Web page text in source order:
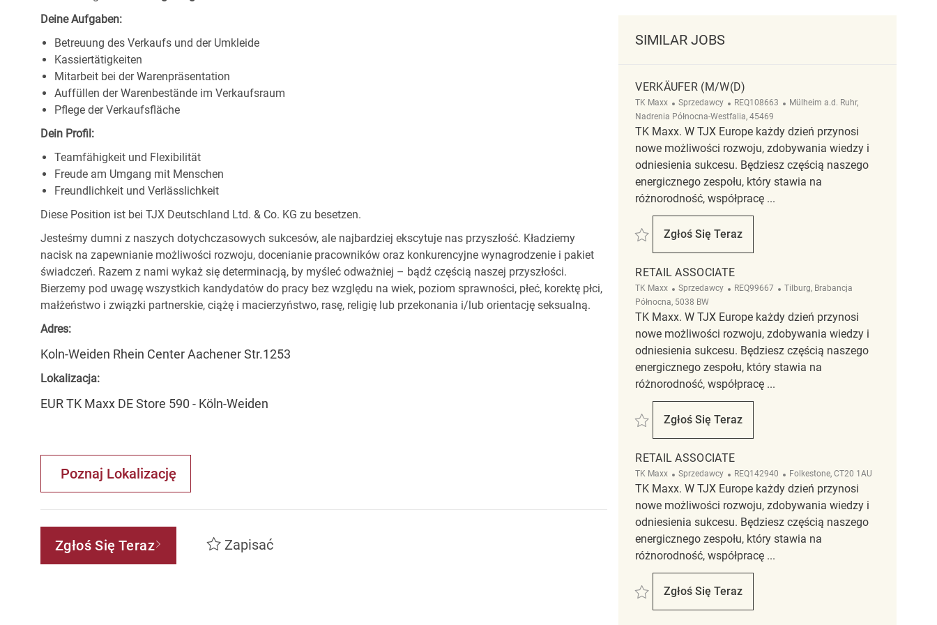
Deine Aufgaben:
Betreuung des Verkaufs und der Umkleide
Kassiertätigkeiten
Mitarbeit bei der Warenpräsentation
Auffüllen der Warenbestände im Verkaufsraum
Pflege der Verkaufsfläche
Dein Profil:
Teamfähigkeit und Flexibilität
Freude am Umgang mit Menschen
Freundlichkeit und Verlässlichkeit
Diese Position ist bei TJX Deutschland Ltd. & Co. KG zu besetzen.
Jesteśmy dumni z naszych dotychczasowych sukcesów, ale najbardziej ekscytuje nas przyszłość. Kładziemy
nacisk na zapewnianie możliwości rozwoju, docenianie pracowników oraz konkurencyjne wynagrodzenie i pakiet
świadczeń. Razem z nami wykaż się determinacją, by myśleć odważniej – bądź częścią naszej przyszłości.
Bierzemy pod uwagę wszystkich kandydatów do pracy bez względu na wiek, poziom sprawności, płeć, korektę płci,
małżeństwo i związki partnerskie, ciążę i macierzyństwo, rasę, religię lub przekonania i/lub orientację seksualną.
Adres:
Koln-Weiden Rhein Center Aachener Str.1253
Lokalizacja:
EUR TK Maxx DE Store 590 - Köln-Weiden
Poznaj Lokalizację
Zgłoś Się Teraz Zapisać
SIMILAR JOBS
VERKÄUFER (M/W(D)
TK Maxx Kategoria
Sprzedawcy ReqId
REQ108663 Lokalizacja
Mülheim a.d. Ruhr,
Nadrenia Północna-Westfalia, 45469
TK Maxx. W TJX Europe każdy dzień przynosi
nowe możliwości rozwoju, zdobywania wiedzy i
odniesienia sukcesu. Będziesz częścią naszego
energicznego zespołu, który stawia na
różnorodność, współpracę ...
Zapisać Verkäufer (m/w(d) REQ108663
Zgłoś Się Teraz
Verkäufer (m/w(d)
RETAIL ASSOCIATE
TK Maxx Kategoria
Sprzedawcy ReqId
REQ99667 Lokalizacja
Tilburg, Brabancja
Północna, 5038 BW
TK Maxx. W TJX Europe każdy dzień przynosi
nowe możliwości rozwoju, zdobywania wiedzy i
odniesienia sukcesu. Będziesz częścią naszego
energicznego zespołu, który stawia na
różnorodność, współpracę ...
Zapisać Retail Associate REQ99667
Zgłoś Się Teraz
Retail Associate
RETAIL ASSOCIATE
TK Maxx Kategoria
Sprzedawcy ReqId
REQ142940 Lokalizacja
Folkestone, CT20 1AU
TK Maxx. W TJX Europe każdy dzień przynosi
nowe możliwości rozwoju, zdobywania wiedzy i
odniesienia sukcesu. Będziesz częścią naszego
energicznego zespołu, który stawia na
różnorodność, współpracę ...
Zapisać Retail Associate REQ142940
Zgłoś Się Teraz
Retail Associate